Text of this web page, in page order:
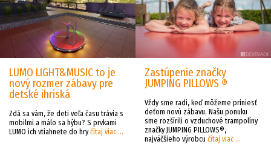
LUMO LIGHT&MUSIC to je
nový rozmer zábavy pre
detské ihriská
Zdá sa vám, že deti veľa času trávia s
mobilmi a málo sa hýbu? S prvkami
LUMO ich vtiahnete do hry čítaj viac ...
Zastúpenie značky
JUMPING PILLOWS ®
Vždy sme radi, keď môžeme priniesť
deťom novú zábavu. Našu ponuku
sme rozšírili o vzduchové trampolíny
značky JUMPING PILLOWS®,
najväčšieho výrobcu čítaj viac ...